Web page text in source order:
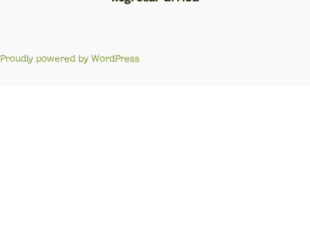
Proudly powered by WordPress